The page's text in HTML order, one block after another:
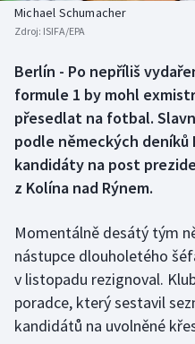
Biatlon
Box
Curling
Dostihy
Florbal
Futsal
Golf
Aplikace ČT sport
Michael Schumacher
Zdroj: ISIFA/EPA
Berlín - Po nepříliš
formule 1 by mohl
přesedlat na fotbal.
podle německých deníků
kandidáty na post
z Kolína nad Rýnem.
Momentálně desátý tým
nástupce dlouholetého
v listopadu rezignoval.
poradce, který sestavil
kandidátů na uvolněné